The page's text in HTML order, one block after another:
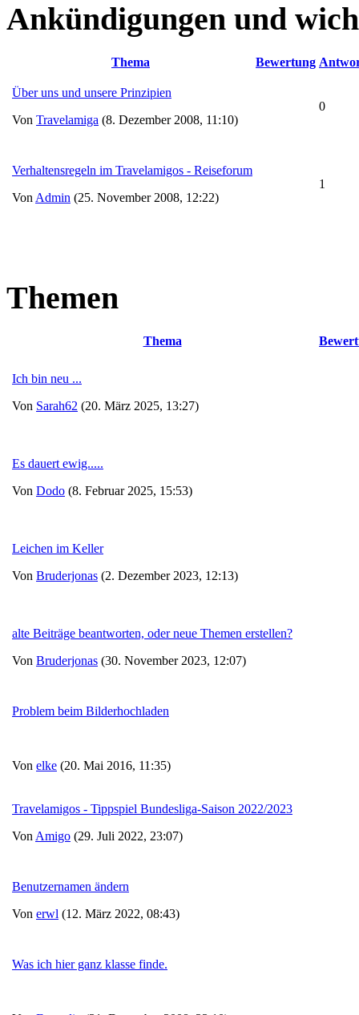
Ankündigungen und
Thema Bewertung
Über uns und unsere Prinzipien
Von Travelamiga (8. Dezember 2008, 11:10)
0
Verhaltensregeln im Travelamigos - Reiseforum
Von Admin (25. November 2008, 12:22)
1
Themen
Thema
Ich bin neu ...
Von Sarah62 (20. März 2025, 13:27)
Es dauert ewig.....
Von Dodo (8. Februar 2025, 15:53)
Leichen im Keller
Von Bruderjonas (2. Dezember 2023, 12:13)
alte Beiträge beantworten, oder neue Themen erstellen?
Von Bruderjonas (30. November 2023, 12:07)
Problem beim Bilderhochladen
Von elke (20. Mai 2016, 11:35)
Travelamigos - Tippspiel Bundesliga-Saison 2022/2023
Von Amigo (29. Juli 2022, 23:07)
Benutzernamen ändern
Von erwl (12. März 2022, 08:43)
Was ich hier ganz klasse finde.